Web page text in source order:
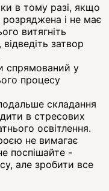
в тому разі, якщо
і не має
витягніть
затвор
спрямований у
процесу
складання
в стресових
освітлення.
не вимагає
поспішайте -
але зробити все